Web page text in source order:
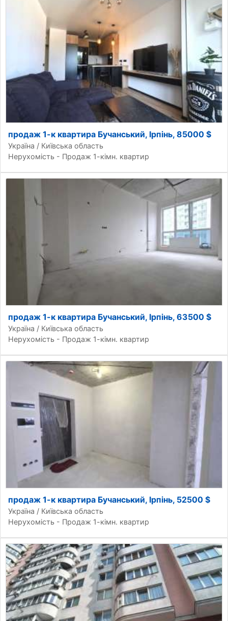
продаж 1-к квартира Бучанський, Ірпінь, 85000 $
Україна / Київська область
Нерухомість - Продаж 1-кімн. квартир
продаж 1-к квартира Бучанський, Ірпінь, 63500 $
Україна / Київська область
Нерухомість - Продаж 1-кімн. квартир
продаж 1-к квартира Бучанський, Ірпінь, 52500 $
Україна / Київська область
Нерухомість - Продаж 1-кімн. квартир